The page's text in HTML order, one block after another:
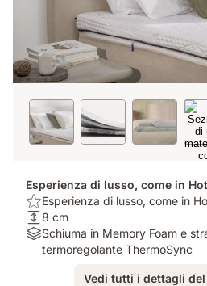
Esperienza di lusso, come in
Benefit:
Esperienza
di
lusso,
Esperienza di lusso, come in
Altezza:
8
8 cm
Materiali:
Schiuma
Schiuma in Memory Foam e
termoregolante ThermoSync
Vedi tutti i dettagli